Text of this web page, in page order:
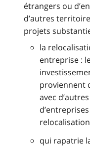
étrangers ou
d’autres
projets
la
entreprise :
proviennent
avec
qui rapatrie